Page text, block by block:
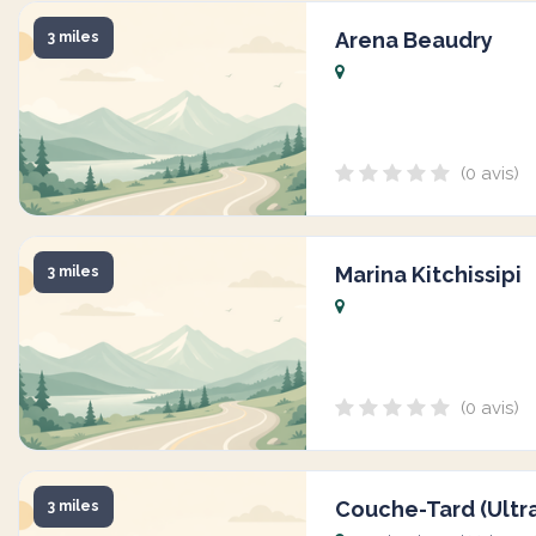
3 miles Arena Beaudry
(0 avis)
3 miles Marina Kitchissipi
(0 avis)
3 miles Couche-Tard